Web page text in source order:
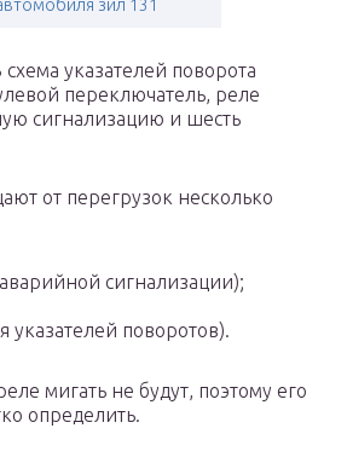
зил 131
указателей поворота
переключатель, реле
сигнализацию и шесть
от перегрузок несколько
сигнализации);
указателей поворотов).
мигать не будут, поэтому его
определить.